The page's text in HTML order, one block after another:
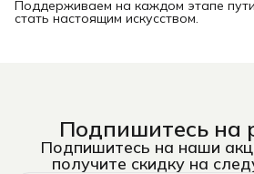
Поддерживаем на каждом этапе
стать настоящим искусством.
Подпишитесь на
Подпишитесь на наши
получите скидку на